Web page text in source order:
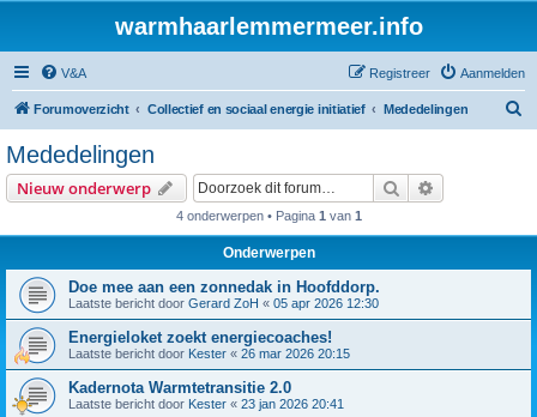
warmhaarlemmermeer.info
V&A Aanmelden
Registreer
Forumoverzicht Collectief en sociaal energie initiatief Mededelingen
Mededelingen
Nieuw onderwerp Zoek
4 onderwerpen • Pagina 1 van 1
Onderwerpen
Doe mee aan een zonnedak in Hoofddorp.
Laatste bericht door Gerard ZoH « 05 apr 2026 12:30
Energieloket zoekt energiecoaches!
Laatste bericht door Kester « 26 mar 2026 20:15
Kadernota Warmtetransitie 2.0
Laatste bericht door Kester « 23 jan 2026 20:41